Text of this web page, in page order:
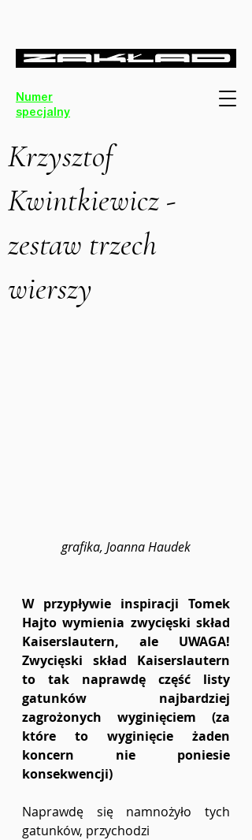
Numer
specjalny
Krzysztof
Kwintkiewicz -
zestaw trzech
wierszy
grafika, Joanna Haudek
W przypływie inspiracji Tomek
Hajto wymienia zwycięski skład
Kaiserslautern, ale UWAGA!
Zwycięski skład Kaiserslautern
to tak naprawdę część listy
gatunków najbardziej
zagrożonych wyginięciem (za
które to wyginięcie żaden
koncern nie poniesie
konsekwencji)
Naprawdę się namnożyło tych
gatunków, przychodzi